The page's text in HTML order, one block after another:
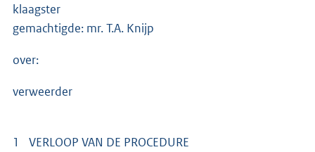
klaagster
gemachtigde: mr. T.A. Knijp
over:
verweerder
1 VERLOOP VAN DE PROCEDURE